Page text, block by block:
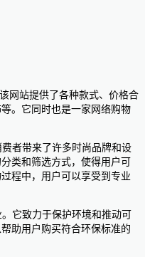
网站提供了各种款式、价格合
。它同时也是一家网络购物
者带来了许多时尚品牌和设
类和筛选方式，使得用户可
程中，用户可以享受到专业
它致力于保护环境和推动可
助用户购买符合环保标准的